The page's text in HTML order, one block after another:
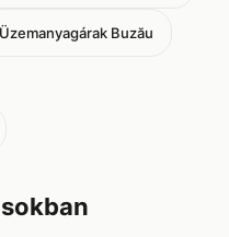
Üzemanyagárak Buzău